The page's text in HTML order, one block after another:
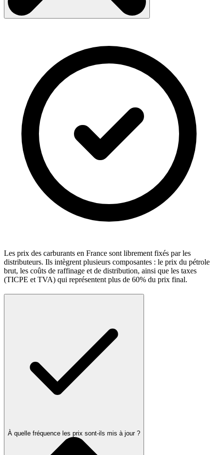
Les prix des carburants en France sont librement fixés par les
distributeurs. Ils intègrent plusieurs composantes : le prix du pétrole
brut, les coûts de raffinage et de distribution, ainsi que les taxes
(TICPE et TVA) qui représentent plus de 60% du prix final.
À quelle fréquence les prix sont-ils mis à jour ?